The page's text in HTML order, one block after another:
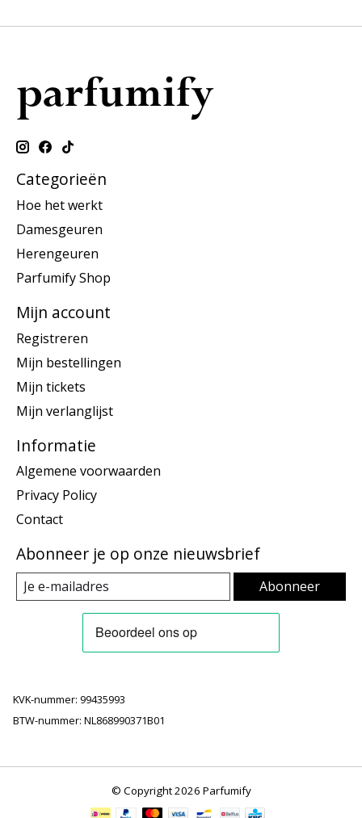
Categorieën
Hoe het werkt
Damesgeuren
Herengeuren
Parfumify Shop
Mijn account
Registreren
Mijn bestellingen
Mijn tickets
Mijn verlanglijst
Informatie
Algemene voorwaarden
Privacy Policy
Contact
Abonneer je op onze nieuwsbrief
Abonneer
KVK-nummer: 99435993
BTW-nummer: NL868990371B01
© Copyright 2026 Parfumify